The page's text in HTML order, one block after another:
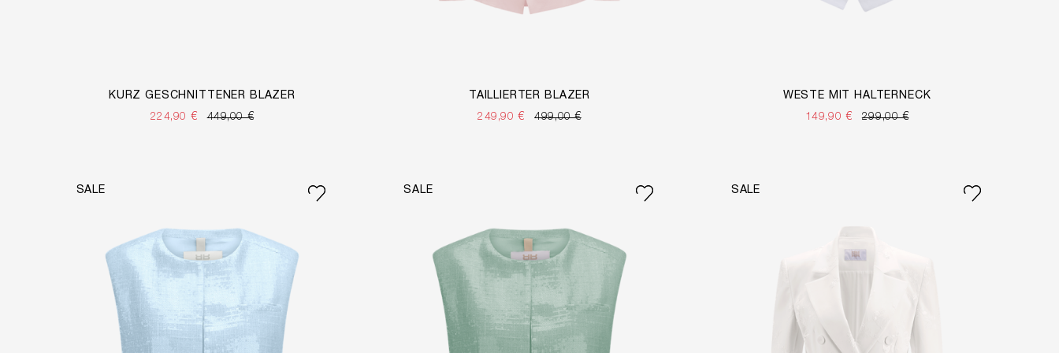
KURZ GESCHNITTENER BLAZER
224,90 €
449,00 €
TAILLIERTER BLAZER
249,90 €
499,00 €
WESTE MIT HALTERNECK
149,90 €
299,00 €
SALE SALE SALE